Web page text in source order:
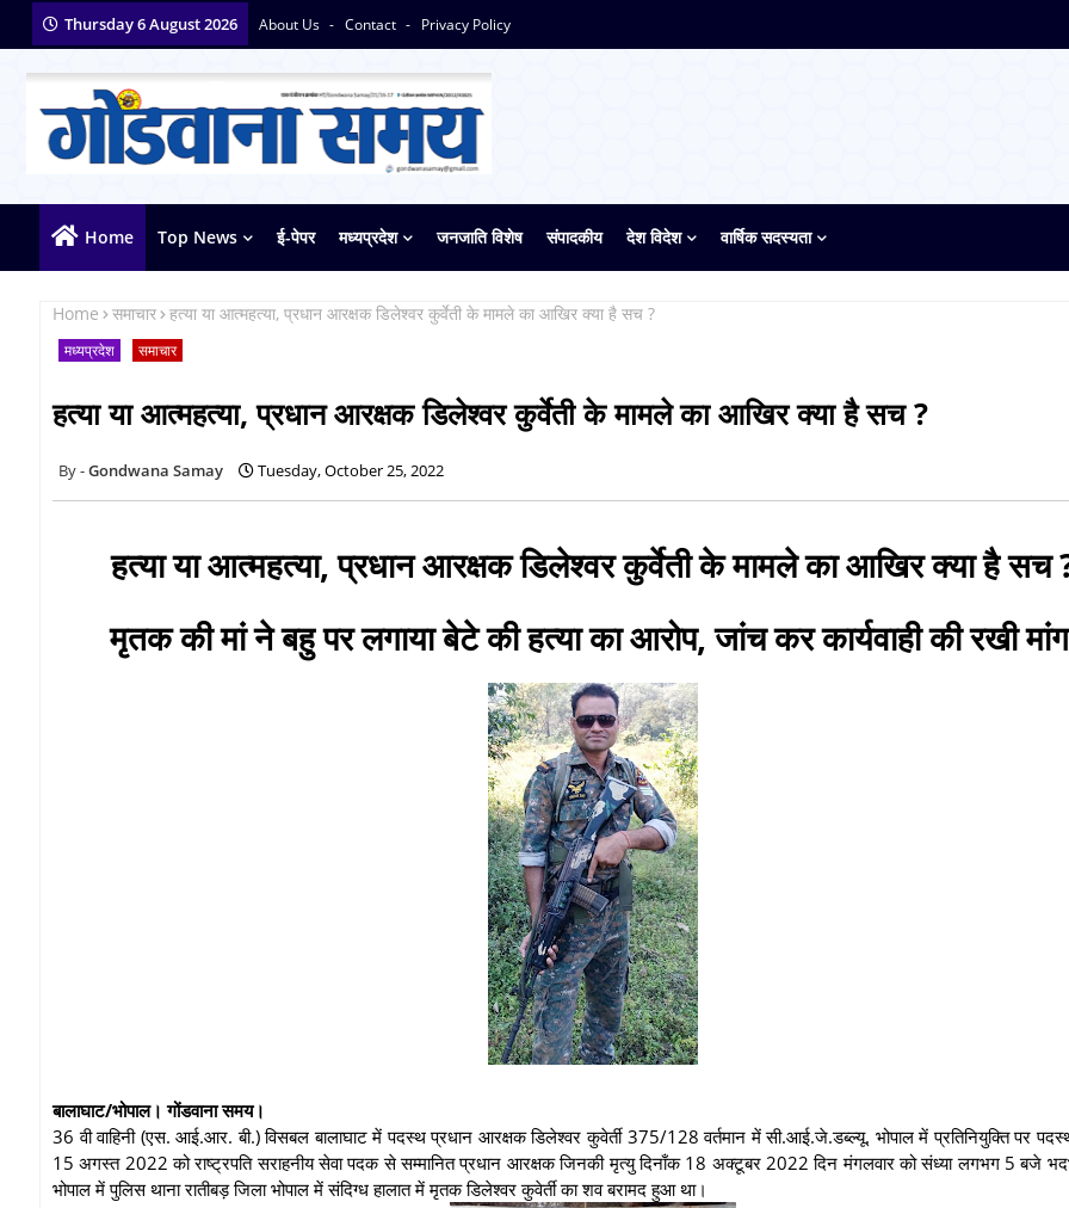
Thursday 6 August 2026 About Us Contact Privacy Policy
Home Top News ई-पेपर मध्यप्रदेश जनजाति विशेष संपादकीय देश विदेश वार्षिक सदस्यता
Home समाचार हत्या या आत्महत्या, प्रधान आरक्षक डिलेश्वर कुर्वेती के मामले का आखिर क्या है सच ?
मध्यप्रदेश समाचार
हत्या या आत्महत्या, प्रधान आरक्षक डिलेश्वर कुर्वेती के मामले का आखिर क्या है सच ?
Gondwana Samay Tuesday, October 25, 2022
हत्या या आत्महत्या, प्रधान आरक्षक डिलेश्वर कुर्वेती के मामले का आखिर क्या है सच
मृतक की मां ने बहु पर लगाया बेटे की हत्या का आरोप, जांच कर कार्यवाही की रखी
बालाघाट/भोपाल। गोंडवाना समय।
36 वी वाहिनी (एस. आई.आर. बी.) विसबल बालाघाट में पदस्थ प्रधान आरक्षक डिलेश्वर कुवेर्ती 375/128 वर्तमान में सी.आई.जे.डब्ल्यू. भोपाल में प्रतिनियुक्ति पर
15 अगस्त 2022 को राष्ट्रपति सराहनीय सेवा पदक से सम्मानित प्रधान आरक्षक जिनकी मृत्यु दिनाँक 18 अक्टूबर 2022 दिन मंगलवार को संध्या लगभग 5 बजे
भोपाल में पुलिस थाना रातीबड़ जिला भोपाल में संदिग्ध हालात में मृतक डिलेश्वर कुवेर्ती का शव बरामद हुआ था।